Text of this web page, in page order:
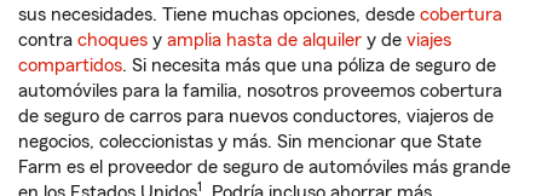
sus necesidades. Tiene muchas opciones, desde cobertura
contra choques y amplia hasta de alquiler y de viajes
compartidos. Si necesita más que una póliza de seguro de
automóviles para la familia, nosotros proveemos cobertura
de seguro de carros para nuevos conductores, viajeros de
negocios, coleccionistas y más. Sin mencionar que State
Farm es el proveedor de seguro de automóviles más grande
1